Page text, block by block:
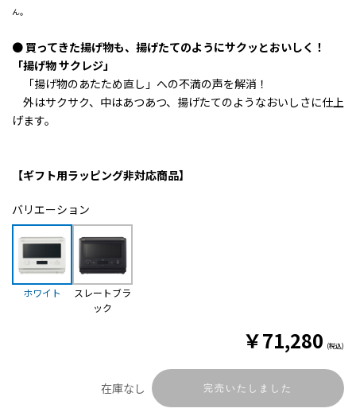
ん。
● 買ってきた揚げ物も、揚げたてのようにサクッとおいしく！
「揚げ物 サクレジ」
「揚げ物のあたため直し」への不満の声を解消！
外はサクサク、中はあつあつ、揚げたてのようなおいしさに仕上
げます。
【ギフト用ラッピング非対応商品】
バリエーション
ホワイト
スレートブラ
ック
￥71,280 (税込)
在庫なし 完売いたしました